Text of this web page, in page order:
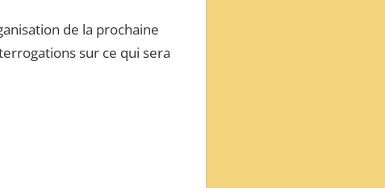
de la prochaine
sur ce qui sera